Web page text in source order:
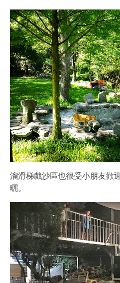
溜滑梯戲沙區也很受小朋友歡
曬。